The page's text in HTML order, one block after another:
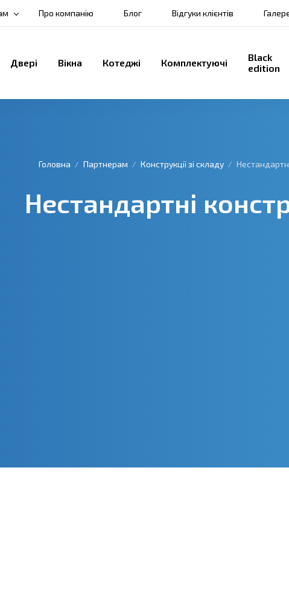
Про компанію Блог Відгуки клієнтів
Двері Вікна Котеджі Комплектуючі
Black
edition
Головна Партнерам Конструкції зі складу
Нестандартні